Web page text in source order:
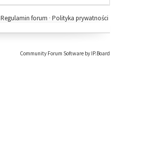
Polityka prywatności
Regulamin forum ·
Community Forum Software by IP.Board